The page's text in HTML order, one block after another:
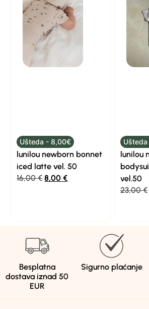
Ušteda - 8,00€
lunilou newborn bonnet
iced latte vel. 50
16,00€ 8,00€
lunilou
vel.50
23,00€
Besplatna
dostava iznad 50
EUR
Sigurno plaćanje